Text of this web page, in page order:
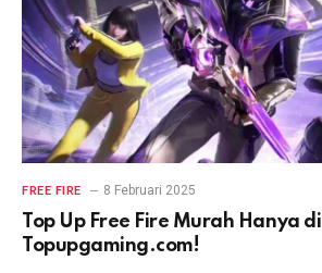
FREE FIRE 8 Februari 2025
Top Up Free Fire Murah Hanya di
Topupgaming.com!